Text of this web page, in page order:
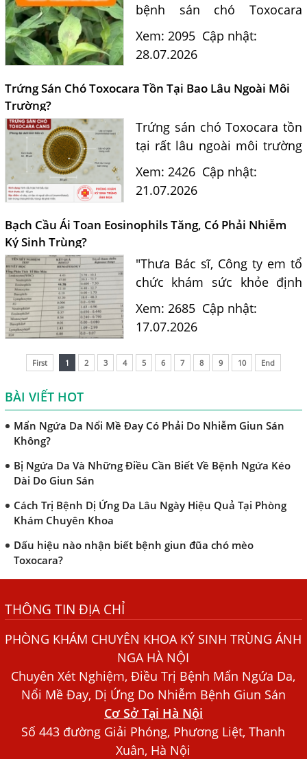
bệnh sán chó Toxocara
không? Tiến sĩ Bác sĩ
Nguyễn Hằng Lan giải đáp
học và hướng dẫn điều trị
Xem: 2095 Cập nhật:
28.07.2026
Trứng Sán Chó Toxocara Tồn Tại Bao Lâu Ngoài Môi
Trường?
Trứng sán chó Toxocara tồn
tại rất lâu ngoài môi trường
và là nguồn lây nhiễm nguy
hiểm cho con người. Tiến sĩ
vấn cách nhận biết...
Xem: 2426 Cập nhật:
21.07.2026
Bạch Cầu Ái Toan Eosinophils Tăng, Có Phải Nhiễm
Ký Sinh Trùng?
"Thưa Bác sĩ, Công ty em tổ
chức khám sức khỏe định
kỳ. Kết quả xét nghiệm máu
của em có chỉ số bạch cầu ái
11.7%. Em nghe nói chỉ...
Xem: 2685 Cập nhật:
17.07.2026
First 1 2 3 4 5 6 7 8 9 10 End
BÀI VIẾT HOT
Một Số Điều Cần Biết Về Ký Sinh Trùng Demodex Trên Da
Người
Nguyên Nhân Và Tác Hại Của Bệnh Giun Chỉ Bạch Huyết
Chẩn Đoán Và Điều Trị Bệnh Echinococcus
Những Điều Cần Biết Về Giun Hình Ống
Chẩn Đoán Và Điều Trị Bệnh Amip Ở Não
Bệnh Sán Chó Dấu Hiệu Nhận Biết Và Thời Gian Trị Bệnh
Sán Chó
Trị Bệnh Sán Chó Có Khỏi Bệnh Ngứa Da Không?
TRIỆU CHỨNG GIUN SÁN CHÓ MÈO
Khi Trẻ Bị Dị Ứng Da Cần Làm Xét Nghiệm Gì Tìm Nguyên
Nhân Dị Ứng Da
Điều trị bệnh sán lá gan ở đâu?
Mẩn Ngứa Da Nổi Mề Đay Có Phải Do Nhiễm Giun Sán
Không?
Bị Ngứa Da Và Những Điều Cần Biết Về Bệnh Ngứa Kéo
Dài Do Giun Sán
Cách Trị Bệnh Dị Ứng Da Lâu Ngày Hiệu Quả Tại Phòng
Khám Chuyên Khoa
Dấu hiệu nào nhận biết bệnh giun đũa chó mèo
Toxocara?
Bệnh Chàm Và Những Yếu Tố Liên Quan Đến Bệnh Giun
Sán
Dấu Hiệu Ngứa Da, Dị Ứng, Nổi Mề Đay Do Nhiễm Sán
Bác sĩ Nguyễn Ngọc Ánh Phòng Khám Ánh Nga Đề Tài
Nghiên Cứu Khoa
Xét Nghiệm Giun Sán Gồm Những Loại Nào? Chi Phí Bao
THÔNG TIN ĐỊA CHỈ
PHÒNG KHÁM CHUYÊN KHOA KÝ SINH TRÙNG ÁNH
NGA HÀ NỘI
Chuyên Xét Nghiệm, Điều Trị Bệnh Mẩn Ngứa Da,
Nổi Mề Đay, Dị Ứng Do Nhiễm Bệnh Giun Sán
Cơ Sở Tại Hà Nội
Số 443 đường Giải Phóng, Phương Liệt, Thanh
Xuân, Hà Nội